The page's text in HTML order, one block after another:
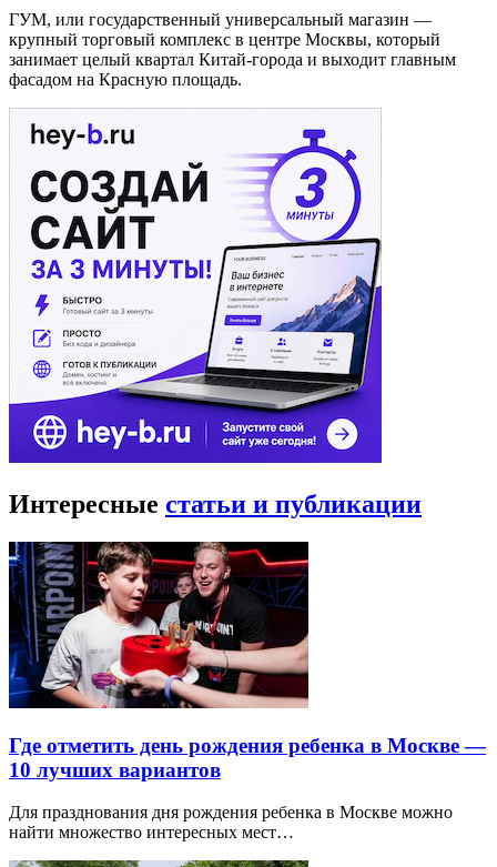
ГУМ, или государственный универсальный магазин —
крупный торговый комплекс в центре Москвы, который
занимает целый квартал Китай-города и выходит главным
фасадом на Красную площадь.
Интересные статьи и публикации
Где отметить день рождения ребенка в Москве —
10 лучших вариантов
Для празднования дня рождения ребенка в Москве можно
найти множество интересных мест…